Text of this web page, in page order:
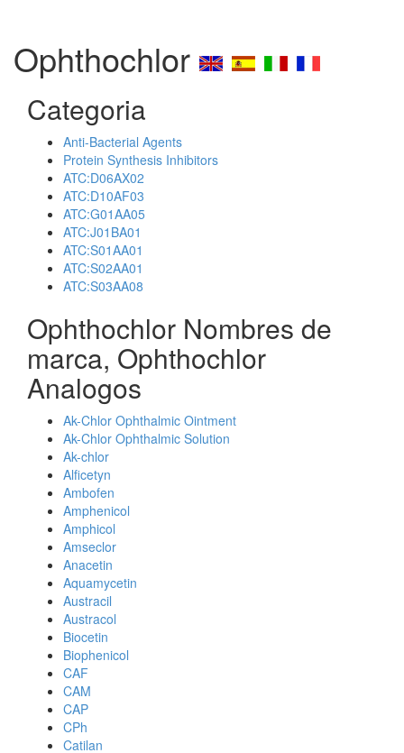
Ophthochlor
Categoria
Anti-Bacterial Agents
Protein Synthesis Inhibitors
ATC:D06AX02
ATC:D10AF03
ATC:G01AA05
ATC:J01BA01
ATC:S01AA01
ATC:S02AA01
ATC:S03AA08
Ophthochlor Nombres de
marca, Ophthochlor
Analogos
Ak-Chlor Ophthalmic Ointment
Ak-Chlor Ophthalmic Solution
Ak-chlor
Alficetyn
Ambofen
Amphenicol
Amphicol
Amseclor
Anacetin
Aquamycetin
Austracil
Austracol
Biocetin
Biophenicol
CAF
CAM
CAP
CPh
Catilan